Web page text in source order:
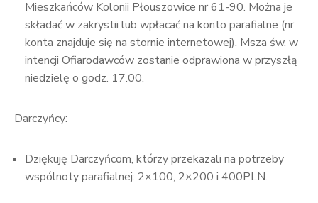
Mieszkańców Kolonii Płouszowice nr 61-90. Można je
składać w zakrystii lub wpłacać na konto parafialne (nr
konta znajduje się na stornie internetowej). Msza św. w
intencji Ofiarodawców zostanie odprawiona w przyszłą
niedzielę o godz. 17.00.
Darczyńcy:
Dziękuję Darczyńcom, którzy przekazali na potrzeby
wspólnoty parafialnej: 2×100, 2×200 i 400PLN.